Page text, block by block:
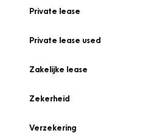
Private lease
Private lease used
Zakelijke lease
Zekerheid
Verzekering